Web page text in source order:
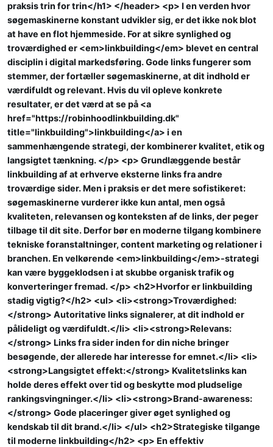
praksis trin for trin</h1> </header> <p> I en verden hvor
søgemaskinerne konstant udvikler sig, er det ikke nok blot
at have en flot hjemmeside. For at sikre synlighed og
troværdighed er <em>linkbuilding</em> blevet en central
disciplin i digital markedsføring. Gode links fungerer som
stemmer, der fortæller søgemaskinerne, at dit indhold er
værdifuldt og relevant. Hvis du vil opleve konkrete
resultater, er det værd at se på <a
href="https://robinhoodlinkbuilding.dk"
title="linkbuilding">linkbuilding</a> i en
sammenhængende strategi, der kombinerer kvalitet, etik og
langsigtet tænkning. </p> <p> Grundlæggende består
linkbuilding af at erhverve eksterne links fra andre
troværdige sider. Men i praksis er det mere sofistikeret:
søgemaskinerne vurderer ikke kun antal, men også
kvaliteten, relevansen og konteksten af de links, der peger
tilbage til dit site. Derfor bør en moderne tilgang kombinere
tekniske foranstaltninger, content marketing og relationer i
branchen. En velkørende <em>linkbuilding</em>-strategi
kan være byggeklodsen i at skubbe organisk trafik og
konverteringer fremad. </p> <h2>Hvorfor er linkbuilding
stadig vigtig?</h2> <ul> <li><strong>Troværdighed:
</strong> Autoritative links signalerer, at dit indhold er
pålideligt og værdifuldt.</li> <li><strong>Relevans:
</strong> Links fra sider inden for din niche bringer
besøgende, der allerede har interesse for emnet.</li> <li>
<strong>Langsigtet effekt:</strong> Kvalitetslinks kan
holde deres effekt over tid og beskytte mod pludselige
rankingsvingninger.</li> <li><strong>Brand-awareness:
</strong> Gode placeringer giver øget synlighed og
kendskab til dit brand.</li> </ul> <h2>Strategiske tilgange
til moderne linkbuilding</h2> <p> En effektiv